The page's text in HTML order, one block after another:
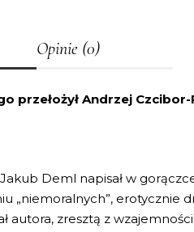
Opinie (0)
przełożył Andrzej
Deml napisał w
„niemoralnych”, erotycznie
autora, zresztą z